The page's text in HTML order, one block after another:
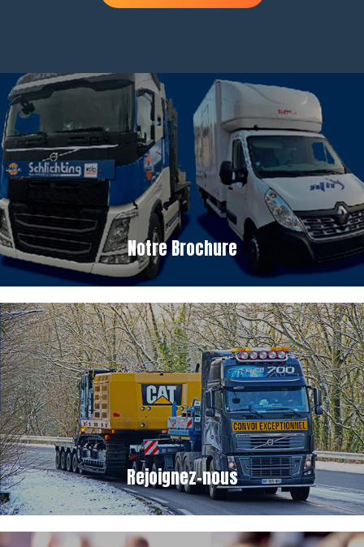
Notre Brochure
Rejoignez-nous